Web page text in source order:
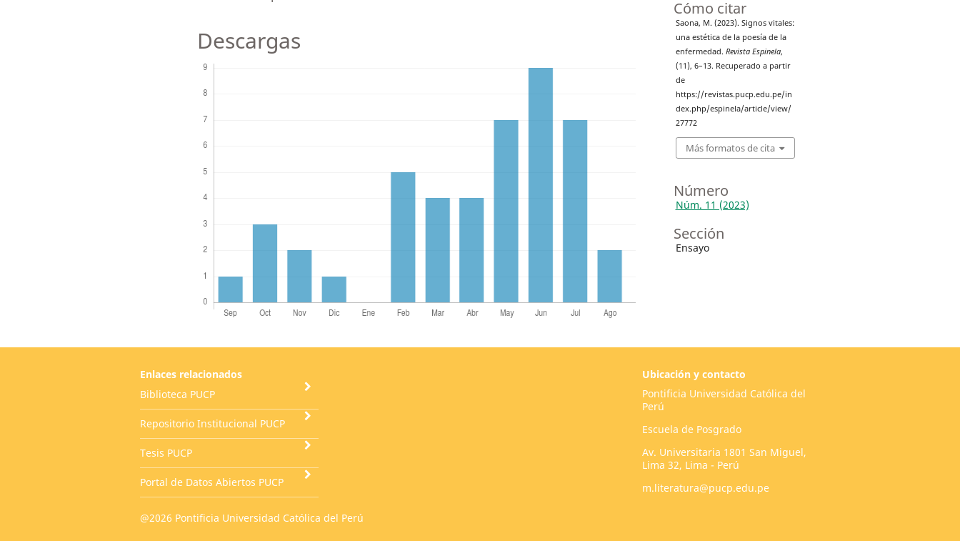
Descargas
Cómo citar
Saona, M. (2023). Signos vitales:
una estética de la poesía de la
enfermedad. Revista Espinela,
(11), 6–13. Recuperado a partir
de
https://revistas.pucp.edu.pe/in
dex.php/espinela/article/view/
27772
Más formatos de cita
Número
Núm. 11 (2023)
Sección
Ensayo
Enlaces relacionados
Biblioteca PUCP
Repositorio Institucional PUCP
Tesis PUCP
Portal de Datos Abiertos PUCP
Ubicación y contacto
Pontificia Universidad Católica del
Perú
Escuela de Posgrado
Av. Universitaria 1801 San Miguel,
Lima 32, Lima - Perú
m.literatura@pucp.edu.pe
@2026 Pontificia Universidad Católica del Perú